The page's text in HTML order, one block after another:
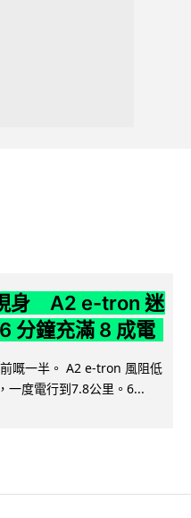
身 A2 e-tron 迷
分鐘充滿 8 成電
嘅一半。 A2 e-tron 風阻低
一度電行到7.8公里。6...